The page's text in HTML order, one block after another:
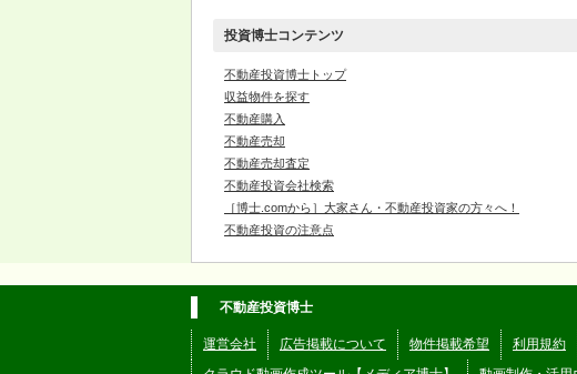
投資博士コンテンツ
不動産投資博士トップ
収益物件を探す
不動産購入
不動産売却
不動産売却査定
不動産投資会社検索
［博士.comから］大家さん・不動産投資家の方々へ！
不動産投資の注意点
不動産投資博士
運営会社 広告掲載について 物件掲載希望 利用規約